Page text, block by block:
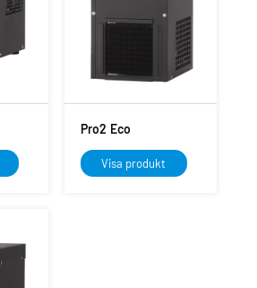
Pro2 Eco
Visa produkt